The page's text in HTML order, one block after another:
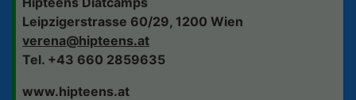
Leipzigerstrasse 60/29, 1200 Wien
verena@hipteens.at
Tel. +43 660 2859635
www.hipteens.at